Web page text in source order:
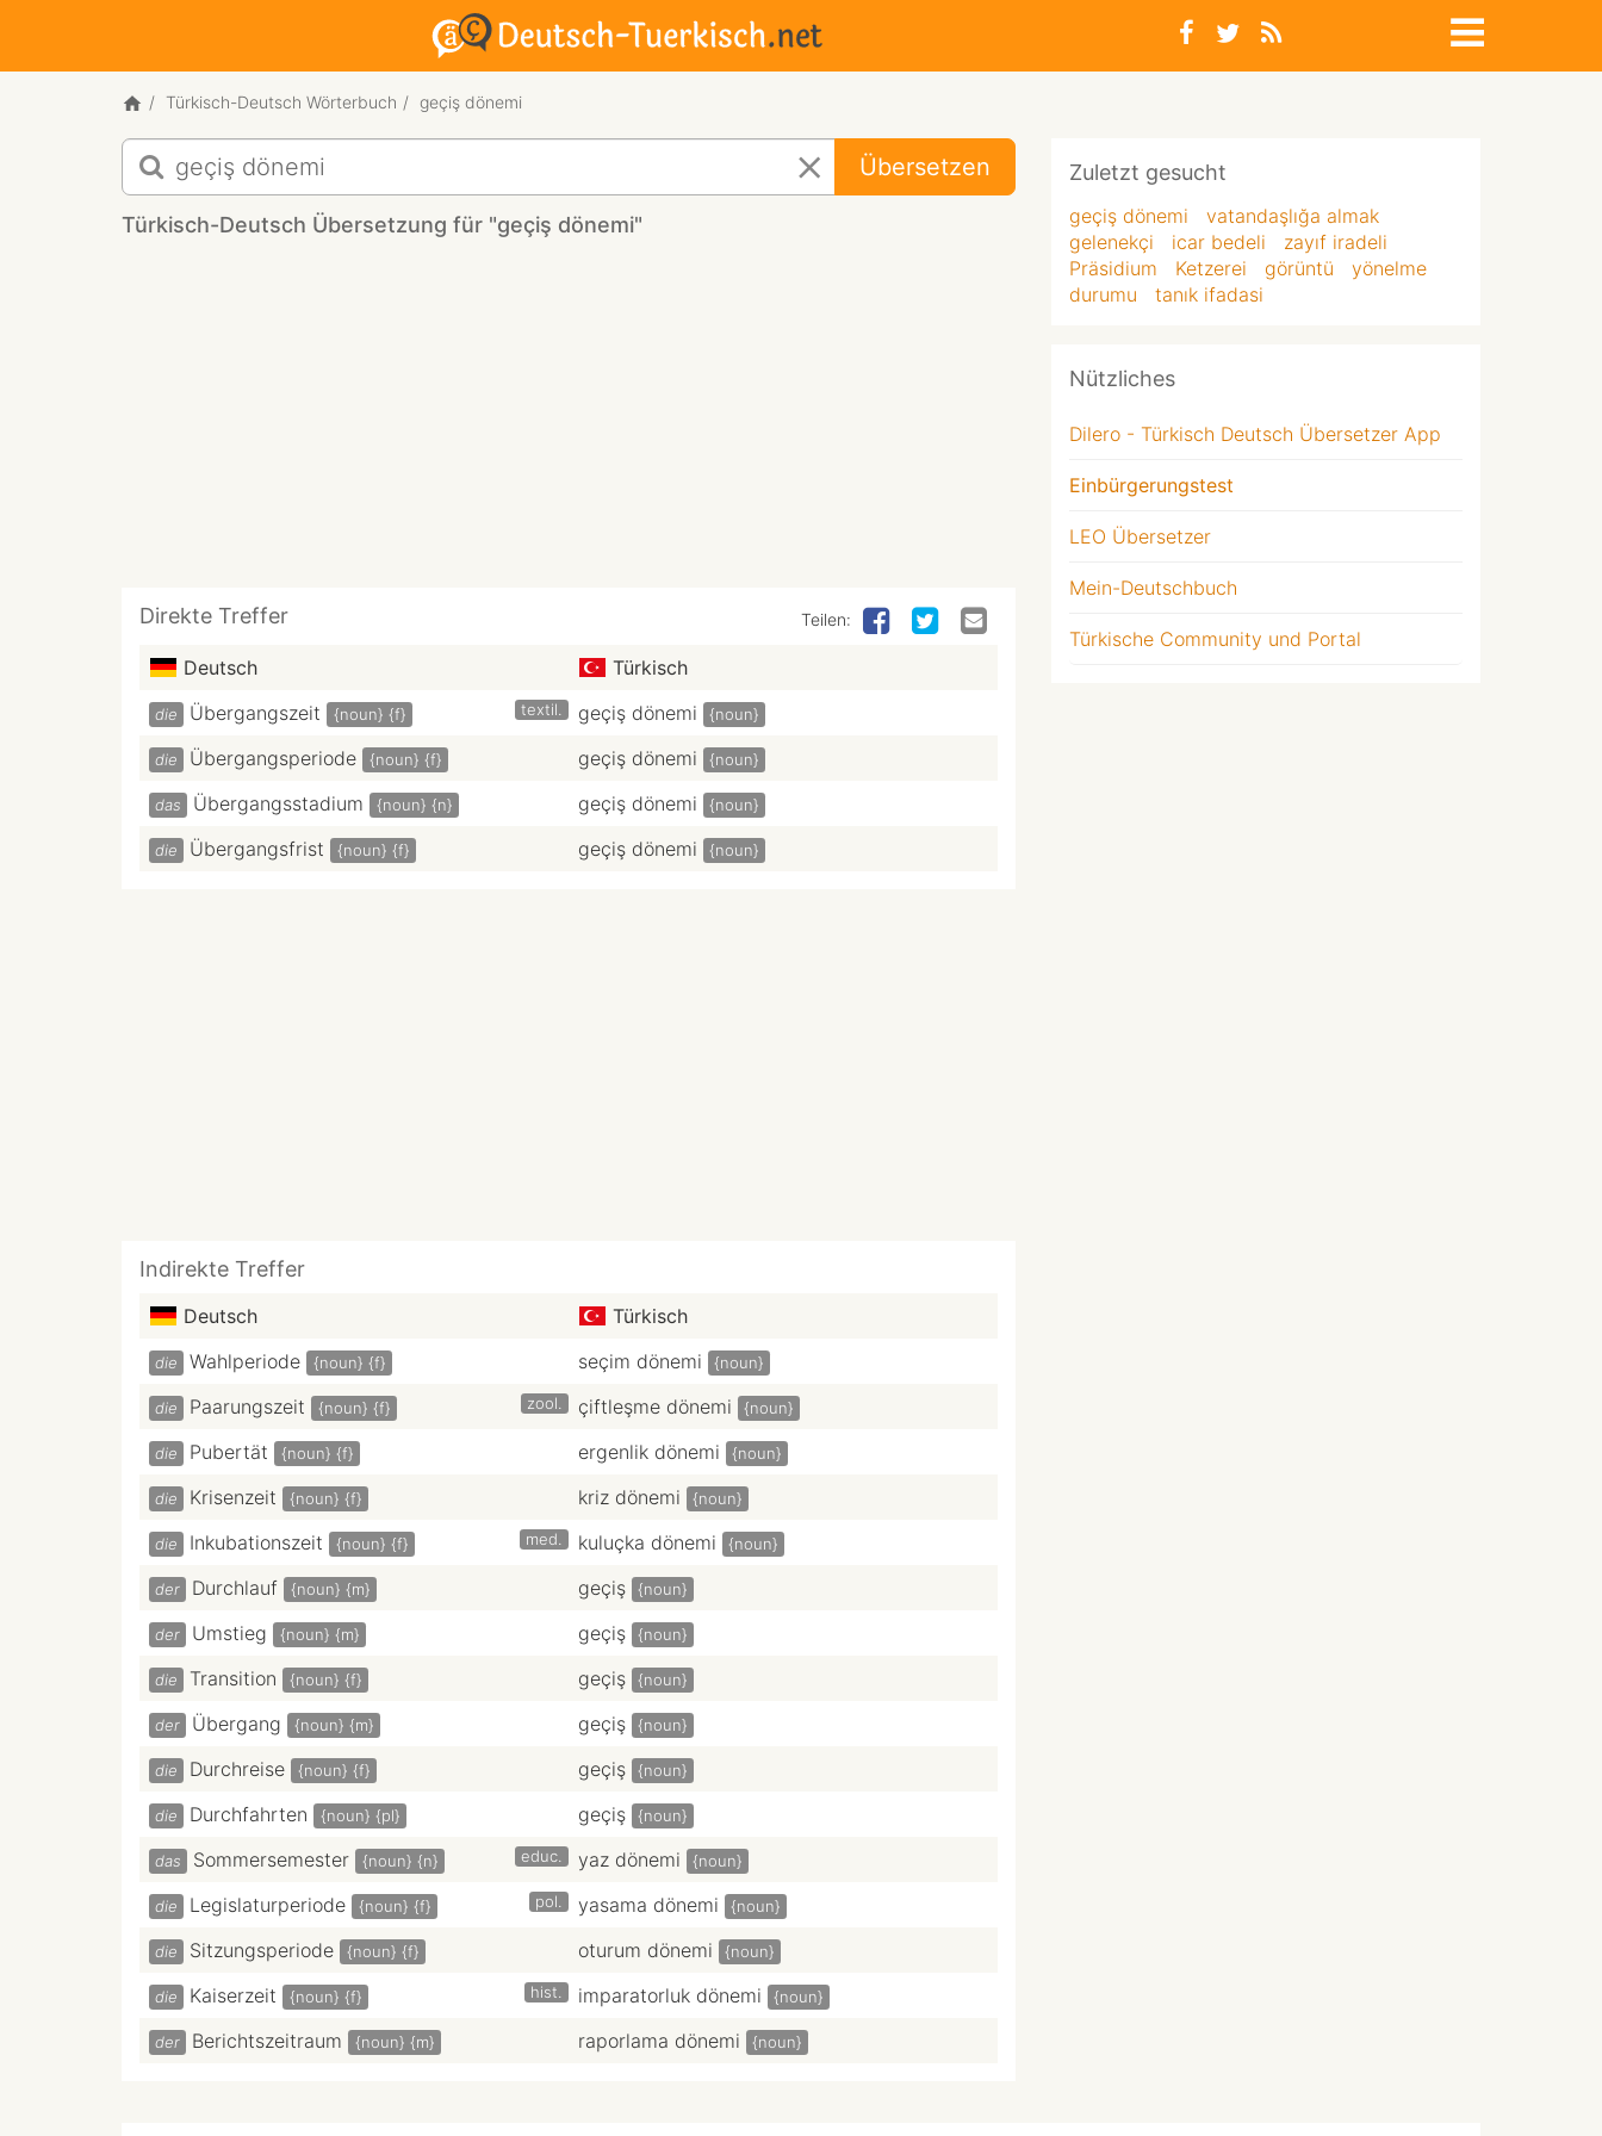
Türkisch-Deutsch Wörterbuch geçiş dönemi
Türkisch-
Deutsch
Übersetzung
für
Übersetzen
Türkisch-Deutsch Übersetzung für "geçiş dönemi"
Direkte Treffer Teilen:
Deutsch Türkisch
die Übergangszeit {noun} {f} textil. geçiş dönemi {noun}
die Übergangsperiode {noun} {f} geçiş dönemi {noun}
das Übergangsstadium {noun} {n} geçiş dönemi {noun}
die Übergangsfrist {noun} {f} geçiş dönemi {noun}
Indirekte Treffer
Deutsch Türkisch
die Wahlperiode {noun} {f} seçim dönemi {noun}
die Paarungszeit {noun} {f} zool. çiftleşme dönemi {noun}
die Pubertät {noun} {f} ergenlik dönemi {noun}
die Krisenzeit {noun} {f} kriz dönemi {noun}
die Inkubationszeit {noun} {f} med. kuluçka dönemi {noun}
der Durchlauf {noun} {m} geçiş {noun}
der Umstieg {noun} {m} geçiş {noun}
die Transition {noun} {f} geçiş {noun}
der Übergang {noun} {m} geçiş {noun}
die Durchreise {noun} {f} geçiş {noun}
die Durchfahrten {noun} {pl} geçiş {noun}
das Sommersemester {noun} {n} educ. yaz dönemi {noun}
die Legislaturperiode {noun} {f} pol. yasama dönemi {noun}
die Sitzungsperiode {noun} {f} oturum dönemi {noun}
die Kaiserzeit {noun} {f} hist. imparatorluk dönemi {noun}
der Berichtszeitraum {noun} {m} raporlama dönemi {noun}
Zuletzt gesucht
geçiş dönemi
vatandaşlığa almak
gelenekçi
icar bedeli
zayıf iradeli
Präsidium
Ketzerei görüntü
yönelme
durumu
tanık ifadasi
Nützliches
Dilero - Türkisch Deutsch Übersetzer App
Einbürgerungstest
LEO Übersetzer
Mein-Deutschbuch
Türkische Community und Portal